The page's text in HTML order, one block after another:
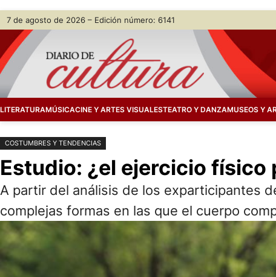
Saltar
contenido
Skip
content
7 de agosto de 2026 – Edición número: 6141
LITERATURAMÚSICACINE Y ARTES VISUALESTEATRO Y DANZAMUSEOS Y
COSTUMBRES Y TENDENCIAS
Estudio: ¿el ejercicio físico
A partir del análisis de los exparticipantes
complejas formas en las que el cuerpo